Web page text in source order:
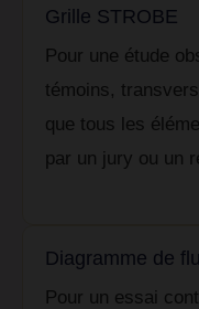
Grille STROBE
Pour une étude
témoins,
que tous les
par un jury ou un
Diagramme de
Pour un essai